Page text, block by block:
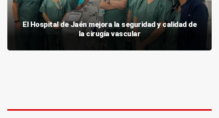
El Hospital de Jaén mejora la seguridad y calidad de
la cirugía vascular